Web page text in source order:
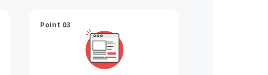
Point 03